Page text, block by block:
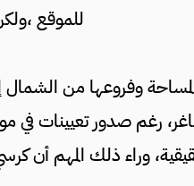
للموقع
وفروعها من
رغم صدور تعيينات في
وراء ذلك المهم أن